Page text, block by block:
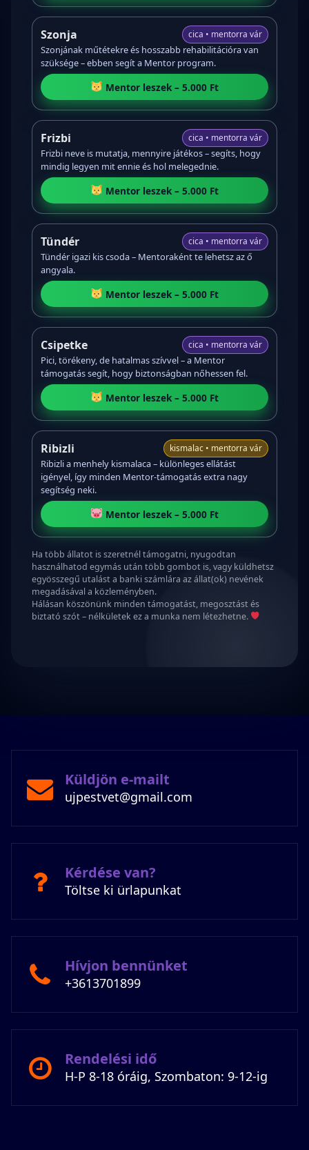
Szonja cica • mentorra vár
Szonjának műtétekre és hosszabb rehabilitációra van
szüksége – ebben segít a Mentor program.
Mentor leszek – 5.000 Ft
Frizbi cica • mentorra vár
Frizbi neve is mutatja, mennyire játékos – segíts, hogy
mindig legyen mit ennie és hol melegednie.
Mentor leszek – 5.000 Ft
Tündér cica • mentorra vár
Tündér igazi kis csoda – Mentoraként te lehetsz az ő
angyala.
Mentor leszek – 5.000 Ft
Csipetke cica • mentorra vár
Pici, törékeny, de hatalmas szívvel – a Mentor
támogatás segít, hogy biztonságban nőhessen fel.
Mentor leszek – 5.000 Ft
Ribizli kismalac • mentorra vár
Ribizli a menhely kismalaca – különleges ellátást
igényel, így minden Mentor-támogatás extra nagy
segítség neki.
Mentor leszek – 5.000 Ft
Ha több állatot is szeretnél támogatni, nyugodtan
használhatod egymás után több gombot is, vagy küldhetsz
egyösszegű utalást a banki számlára az állat(ok) nevének
megadásával a közleményben.
Hálásan köszönünk minden támogatást, megosztást és
biztató szót – nélkületek ez a munka nem létezhetne.
Küldjön e-mailt
ujpestvet@gmail.com
Kérdése van?
Töltse ki ürlapunkat
Hívjon bennünket
+3613701899
Rendelési idő
H-P 8-18 óráig, Szombaton: 9-12-ig